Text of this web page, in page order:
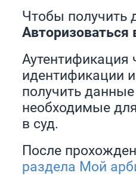
Чтобы получить
Авторизоваться
Аутентификация
идентификации
получить
необходимые
в суд.
После
раздела Мой